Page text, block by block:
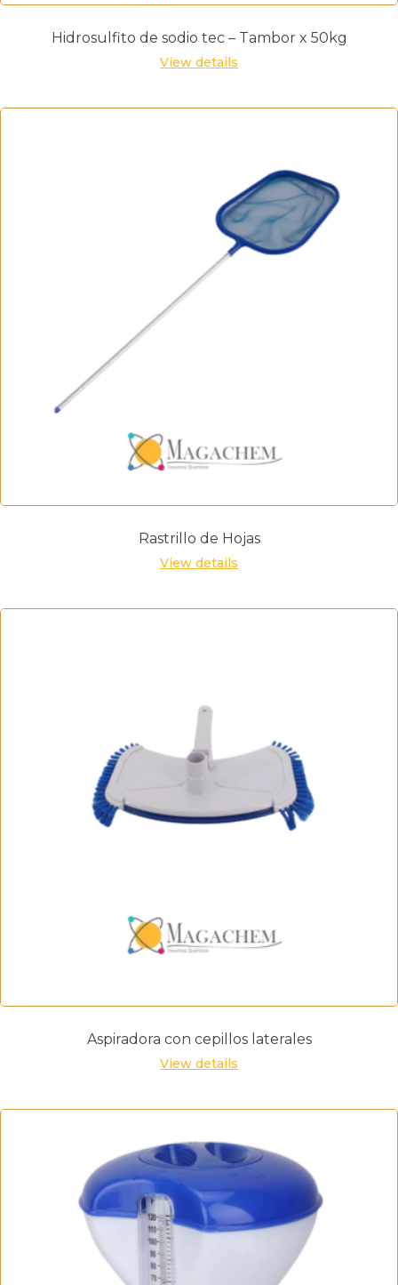
Hidrosulfito de sodio tec – Tambor x 50kg
View details
Rastrillo de Hojas
View details
Aspiradora con cepillos laterales
View details